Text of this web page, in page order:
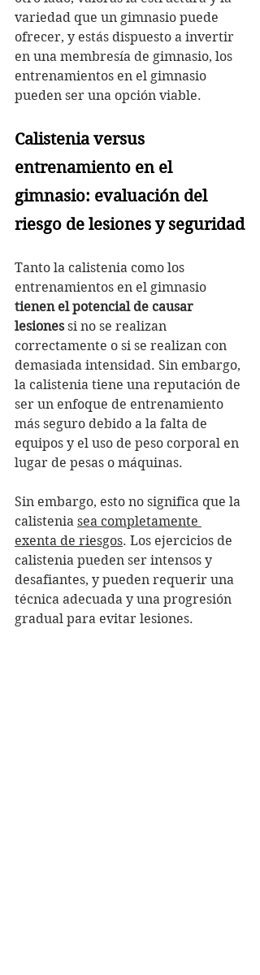
variedad que un gimnasio puede
ofrecer, y estás dispuesto a invertir
en una membresía de gimnasio, los
entrenamientos en el gimnasio
pueden ser una opción viable.
Calistenia versus
entrenamiento en el
gimnasio: evaluación del
riesgo de lesiones y seguridad
Tanto la calistenia como los
entrenamientos en el gimnasio
tienen el potencial de causar
lesiones si no se realizan
correctamente o si se realizan con
demasiada intensidad. Sin embargo,
la calistenia tiene una reputación de
ser un enfoque de entrenamiento
más seguro debido a la falta de
equipos y el uso de peso corporal en
lugar de pesas o máquinas.
Sin embargo, esto no significa que la
calistenia sea completamente
exenta de riesgos. Los ejercicios de
calistenia pueden ser intensos y
desafiantes, y pueden requerir una
técnica adecuada y una progresión
gradual para evitar lesiones.